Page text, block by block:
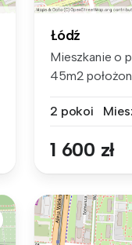
Łódź
Mieszkanie o
45m2
2 pokoi
1 600 zł